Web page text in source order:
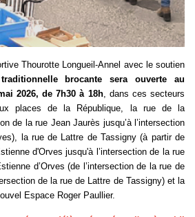
Thourotte Longueil-Annel avec le soutien
brocante sera ouverte au
2026, de 7h30 à 18h, dans ces secteurs
places de la République, la rue de la
de la rue Jean Jaurès jusqu’à l’intersection
la rue de Lattre de Tassigny (à partir de
d'Orves jusqu'à l’intersection de la rue
d’Orves (de l’intersection de la rue de
de la rue de Lattre de Tassigny) et la
Espace Roger Paullier.